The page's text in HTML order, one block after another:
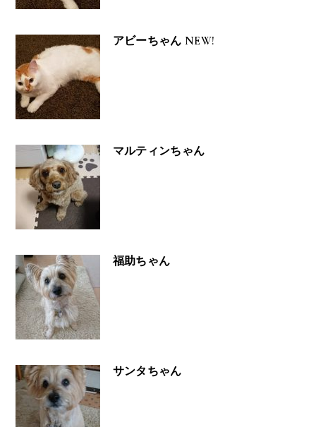
アビーちゃん NEW!
マルティンちゃん
福助ちゃん
サンタちゃん